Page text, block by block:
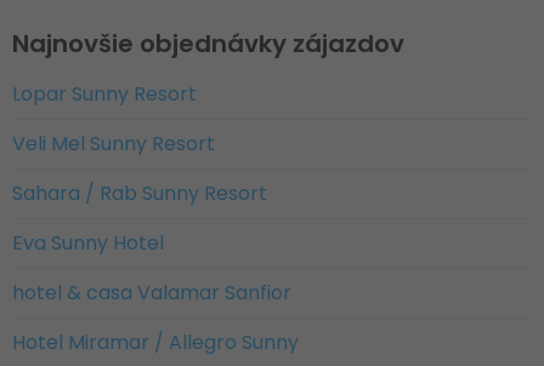
Najnovšie objednávky zájazdov
Lopar Sunny Resort
Veli Mel Sunny Resort
Sahara / Rab Sunny Resort
Eva Sunny Hotel
hotel & casa Valamar Sanfior
Hotel Miramar / Allegro Sunny